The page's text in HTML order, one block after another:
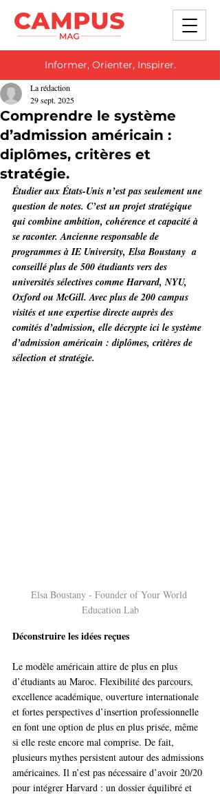
Informer, Orienter, Inspirer.
Comprendre le système
d’admission américain :
diplômes, critères et
stratégie.
La rédaction
29 sept. 2025
Étudier aux États-Unis n’est pas seulement une
question de notes. C’est un projet stratégique
qui combine ambition, cohérence et capacité à
se raconter. Ancienne responsable de
programmes à IE University, Elsa Boustany  a
conseillé plus de 500 étudiants vers des
universités sélectives comme Harvard, NYU,
Oxford ou McGill. Avec plus de 200 campus
visités et une expertise directe auprès des
comités d’admission, elle décrypte ici le système
d’admission américain : diplômes, critères de
sélection et stratégie.
Elsa Boustany - Founder of Your World
Education Lab
Déconstruire les idées reçues
Le modèle américain attire de plus en plus
d’étudiants au Maroc. Flexibilité des parcours,
excellence académique, ouverture internationale
et fortes perspectives d’insertion professionnelle
en font une option de plus en plus prisée, même
si elle reste encore mal comprise. De fait,
plusieurs mythes persistent autour des admissions
américaines. Il n’est pas nécessaire d’avoir 20/20
pour intégrer Harvard : un dossier équilibré et